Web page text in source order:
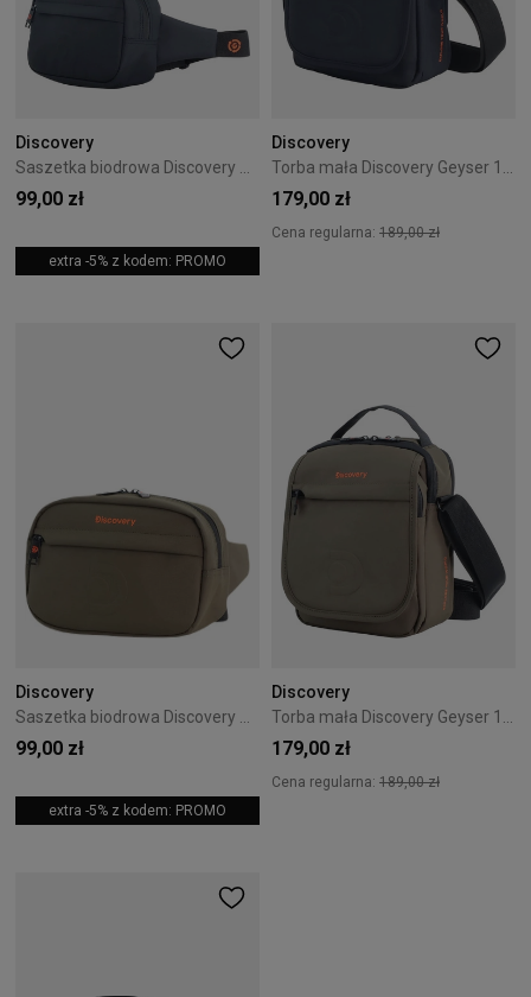
Discovery
99,00 zł
extra -5% z kodem: PROMO
Discovery
179,00 zł
Cena regularna: 189,00 zł
Discovery
Saszetka biodrowa Discovery Geyser 1200 - Khaki
99,00 zł
extra -5% z kodem: PROMO
Discovery
Torba mała Discovery Geyser 1202 - Khaki
179,00 zł
Cena regularna: 189,00 zł